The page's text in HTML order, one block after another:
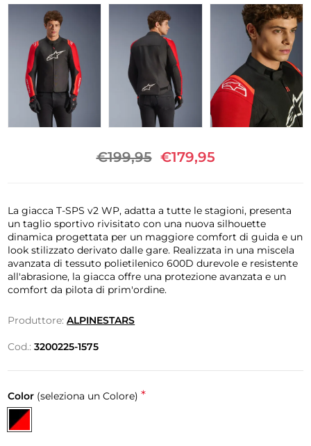
€199,95 €179,95
La giacca T-SPS v2 WP, adatta a tutte le stagioni, presenta
un taglio sportivo rivisitato con una nuova silhouette
dinamica progettata per un maggiore comfort di guida e un
look stilizzato derivato dalle gare. Realizzata in una miscela
avanzata di tessuto polietilenico 600D durevole e resistente
all'abrasione, la giacca offre una protezione avanzata e un
comfort da pilota di prim'ordine.
Produttore: ALPINESTARS
Cod.: 3200225-1575
Color (seleziona un Colore) *